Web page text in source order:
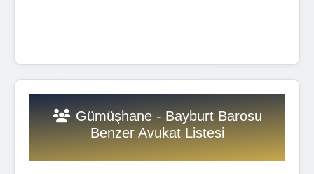
Gümüşhane - Bayburt Barosu
Benzer Avukat Listesi